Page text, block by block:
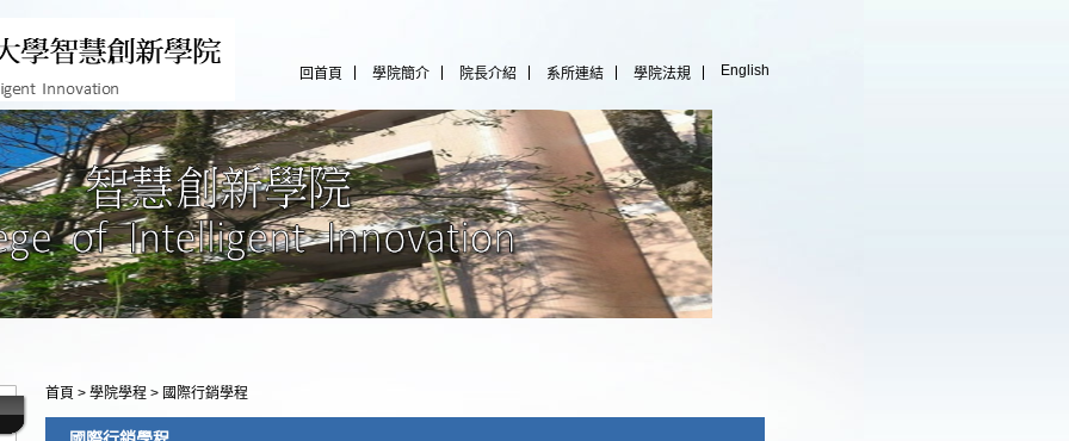
回首頁 學院簡介 院長介紹 系所連結 學院法規 English
首頁 > 學院學程 > 國際行銷學程